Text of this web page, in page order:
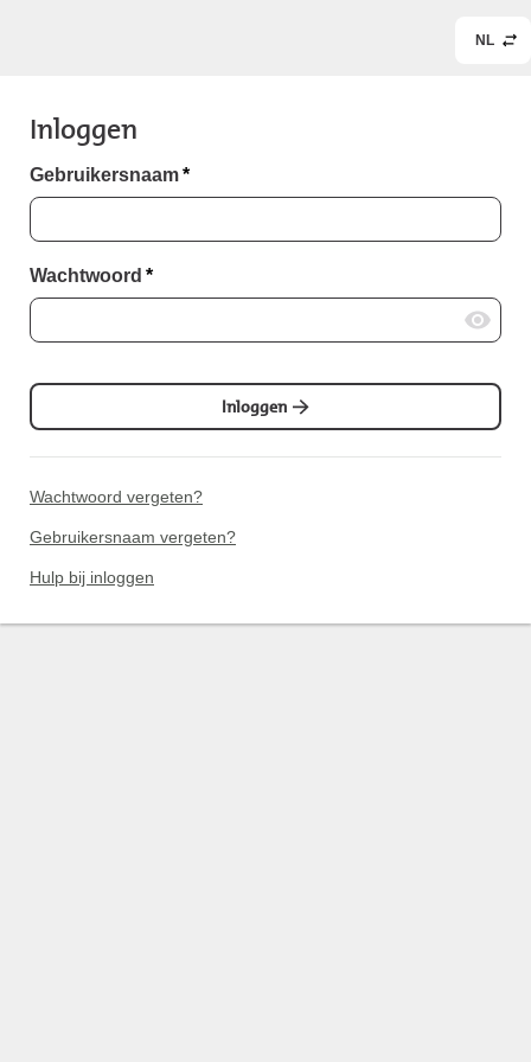
NL
Inloggen
Gebruikersnaam*
Wachtwoord *
Inloggen
Wachtwoord vergeten?
Gebruikersnaam vergeten?
Hulp bij inloggen